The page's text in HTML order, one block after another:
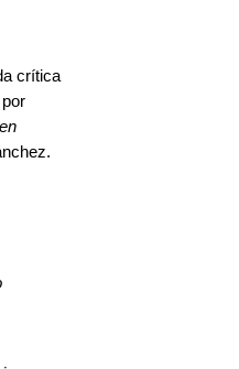
crítica